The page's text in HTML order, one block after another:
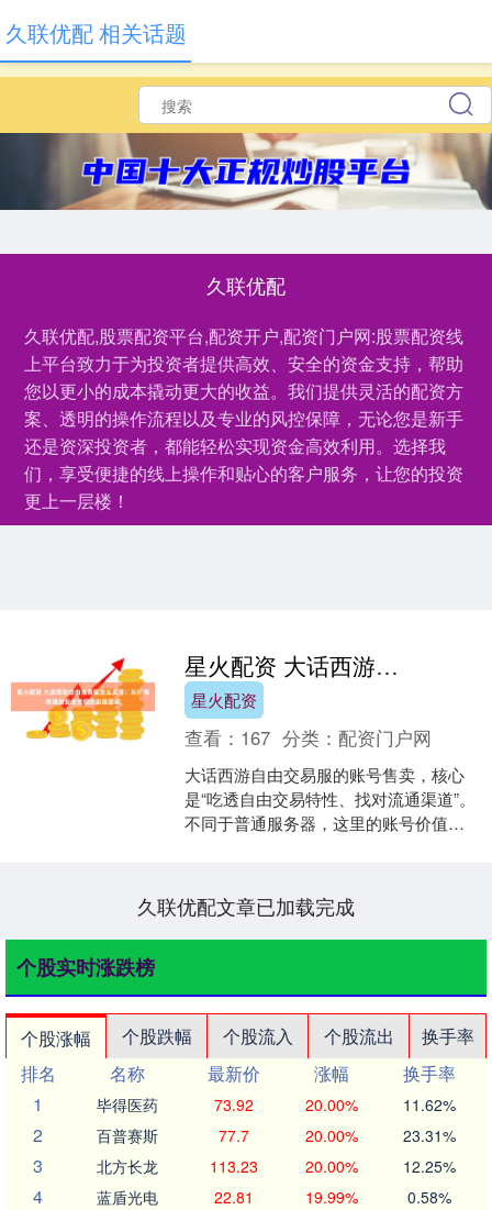
久联优配
久联优配,股票配资平台,配资开户,配资门户网:股票配资线
上平台致力于为投资者提供高效、安全的资金支持，帮助
您以更小的成本撬动更大的收益。我们提供灵活的配资方
案、透明的操作流程以及专业的风控保障，无论您是新手
还是资深投资者，都能轻松实现资金高效利用。选择我
们，享受便捷的线上操作和贴心的客户服务，让您的投资
更上一层楼！
久联优配 相关话题
星火配资 大话西游自由交易服怎么卖号：从价值梳理到安全变现的实操逻辑
星火配资
查看： 167 分类：配资门户网
大话西游自由交易服的账号售卖，核心
是“吃透自由交易特性、找对流通渠道”。
不同于普通服务器，这里的账号价值不
久联优配文章已加载完成
个股实时涨跌榜
个股涨幅 个股跌幅 个股流入 个股流出
换手率
排名
名称 最新价 涨幅
换手率
1
毕得医药 73.92 20.00% 11.62%
2 百普赛斯 77.7 20.00% 23.31%
3 北方长龙 113.23 20.00% 12.25%
4 蓝盾光电 22.81 19.99% 0.58%